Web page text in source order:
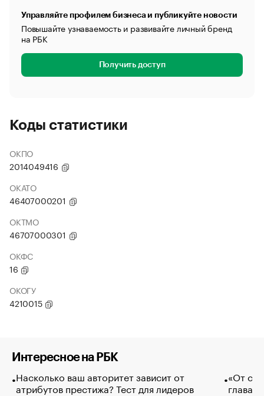
Управляйте профилем бизнеса и публикуйте новости
Повышайте узнаваемость и развивайте личный бренд
на РБК
Получить доступ
Коды статистики
ОКПО
2014049416
ОКАТО
46407000201
ОКТМО
46707000301
ОКФС
16
ОКОГУ
4210015
Интересное на РБК
Насколько ваш авторитет зависит от
атрибутов престижа? Тест для лидеров
«От
глава